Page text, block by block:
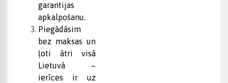
garantijas
apkalpošanu.
Piegādāsim
bez maksas un
ļoti ātri visā
Lietuvā –
ierīces ir uz